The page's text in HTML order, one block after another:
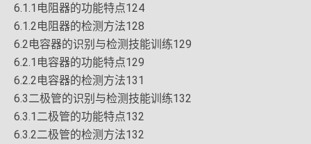
6.1.1电阻器的功能特点124
6.1.2电阻器的检测方法128
6.2电容器的识别与检测技能训练129
6.2.1电容器的功能特点129
6.2.2电容器的检测方法131
6.3二极管的识别与检测技能训练132
6.3.1二极管的功能特点132
6.3.2二极管的检测方法132